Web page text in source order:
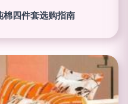
棉四件套选购指南